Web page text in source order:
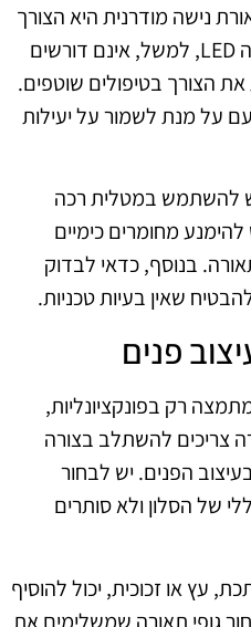
נישה מודרנית היא הצורך
המינימלי בתחזוקה. גופי תאורה LED, למשל, אינם דורשים
הצורך בטיפולים שוטפים.
על מנת לשמור על יעילות
להשתמש במטלית רכה
מחומרים כימיים
בנוסף, כדאי לבדוק
שאין בעיות טכניות.
פנים
רק בפונקציונליות,
צריכים להשתלב בצורה
הפנים. יש לבחור
של הסלון ולא סותרים
עץ או זכוכית, יכול להוסיף
גופי תאורה שמשלימים את